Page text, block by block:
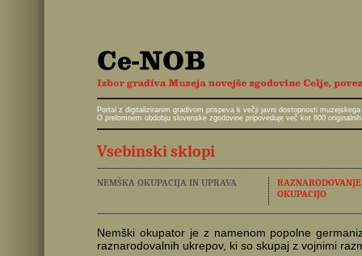
Portal z digitaliziranim gradivom prispeva k večji javni dostopnosti
O prelomnem obdobju slovenske zgodovine pripoveduje več kot 600
Vsebinski sklopi
NEMŠKA OKUPACIJA IN UPRAVA
OKUPACIJO
Nemški okupator je z namenom popolne
raznarodovalnih ukrepov, ki so skupaj z vojnimi